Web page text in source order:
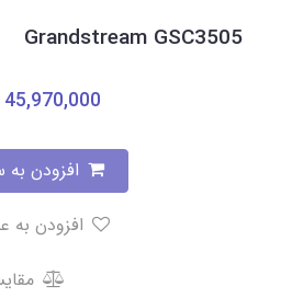
Grandstream GSC3505
45,970,000